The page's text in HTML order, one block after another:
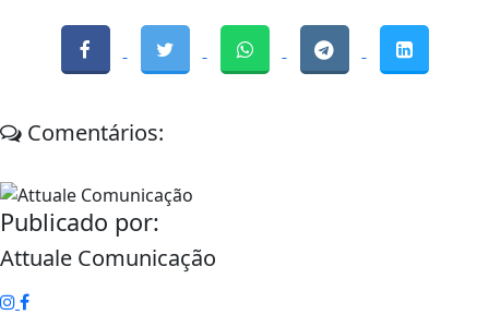
Comentários:
Publicado por:
Attuale Comunicação